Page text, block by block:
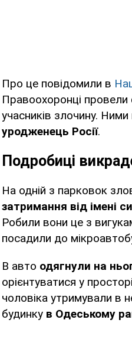
Про це повідомили в
Правоохоронці
учасників злочину.
уродженець Росії.
Подробиці
На одній з парковок
затримання від імені
Робили вони це з
посадили до
В авто одягнули на
орієнтуватися у
чоловіка утримували в
будинку в Одеському